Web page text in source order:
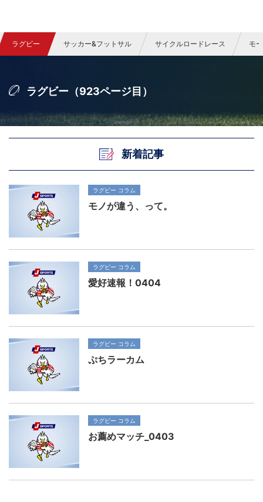
ラグビー サッカー&フットサル サイクルロードレース モ
ラグビー（923ページ目）
新着記事
ラグビー コラム
モノが違う、って。
ラグビー コラム
愛好速報！0404
ラグビー コラム
ぷちラーカム
ラグビー コラム
お薦めマッチ_0403